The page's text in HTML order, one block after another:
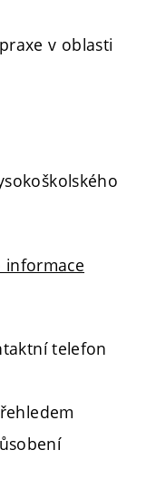
v oblasti
informace
telefon